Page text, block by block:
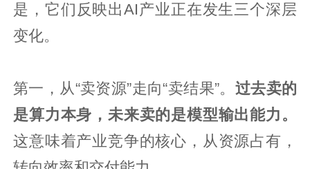
是，它们反映出AI产业正在发生三个深层
变化。
第一，从“卖资源”走向“卖结果”。 过去卖的
是算力本身，未来卖的是模型输出能力。
这意味着产业竞争的核心，从资源占有，